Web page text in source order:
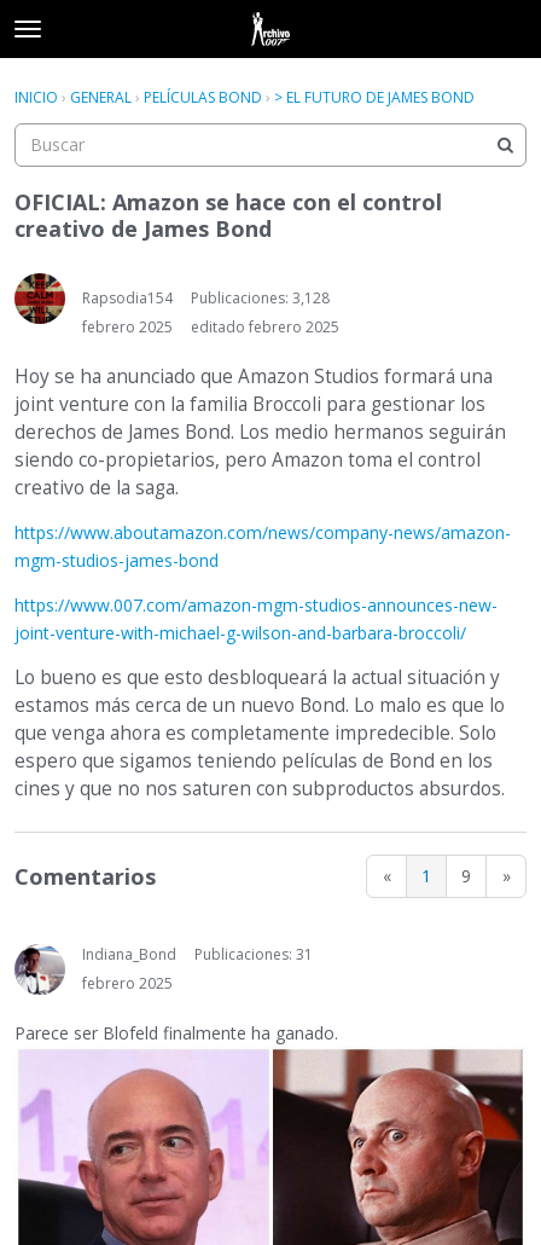
t
o
g
e
m
e
n
u
Acceder Registrarse
Hilos
Actividad
Acceder Registrarse
INICIO › GENERAL› PELÍCULAS BOND › > EL FUTURO DE JAMES BOND
OFICIAL: Amazon se hace con el control
creativo de James Bond
Rapsodia154
Publicaciones: 3,128
febrero 2025
editado febrero 2025
Hoy se ha anunciado que Amazon Studios formará una
joint venture con la familia Broccoli para gestionar los
derechos de James Bond. Los medio hermanos seguirán
siendo co-propietarios, pero Amazon toma el control
creativo de la saga.
https://www.aboutamazon.com/news/company-news/amazon-
mgm-studios-james-bond
https://www.007.com/amazon-mgm-studios-announces-new-
joint-venture-with-michael-g-wilson-and-barbara-broccoli/
Lo bueno es que esto desbloqueará la actual situación y
estamos más cerca de un nuevo Bond. Lo malo es que lo
que venga ahora es completamente impredecible. Solo
espero que sigamos teniendo películas de Bond en los
cines y que no nos saturen con subproductos absurdos.
« 1 9 »
Comentarios
Indiana_Bond
Publicaciones: 31
febrero 2025
Parece ser Blofeld finalmente ha ganado.